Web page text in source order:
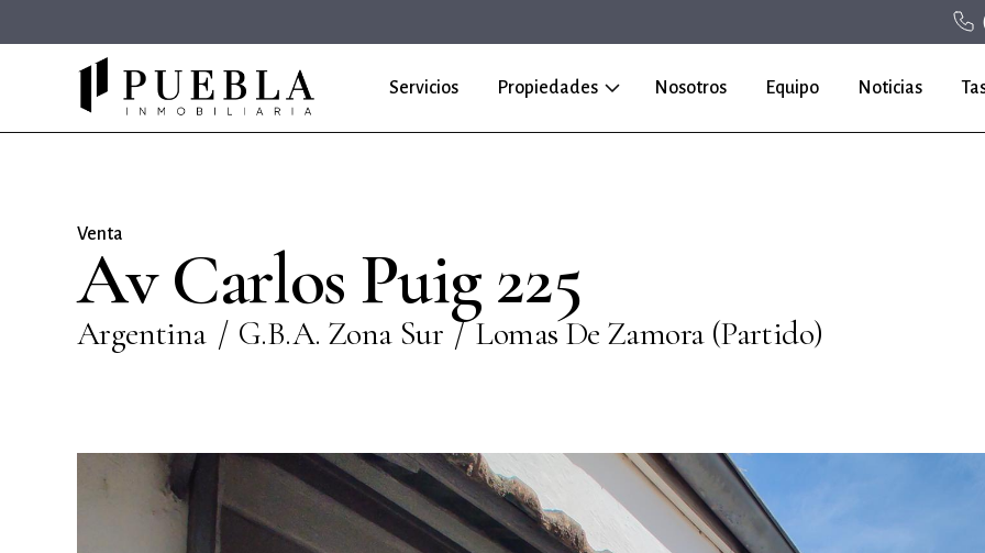
Servicios Propiedades Nosotros Equipo Noticias
Venta
Av Carlos Puig 225
Argentina G.B.A. Zona Sur Lomas De Zamora (Partido)